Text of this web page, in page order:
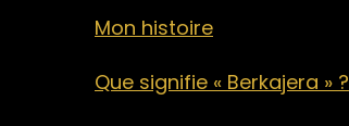
Mon histoire
Que signifie « Berkajera » ?